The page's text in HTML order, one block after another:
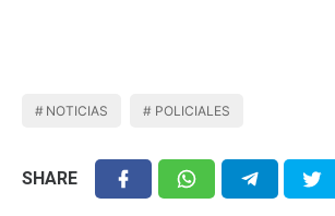
NOTICIAS POLICIALES
SHARE